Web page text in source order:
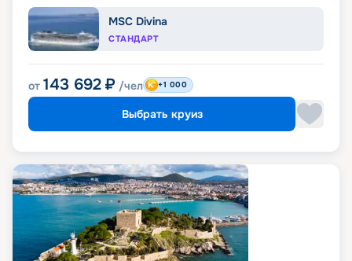
MSC Divina
СТАНДАРТ
от 143 692 ₽ /чел +1 000
Выбрать круиз